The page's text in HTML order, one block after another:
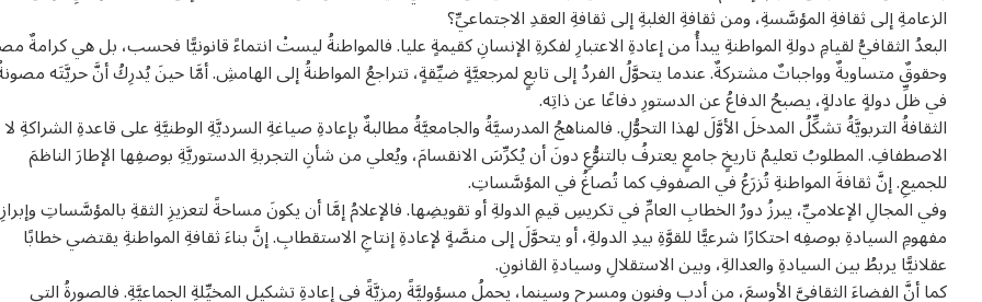
الزعامةِ إلى ثقافةِ المؤسَّسةِ، ومن ثقافةِ الغلبةِ إلى ثقافةِ العقدِ الاجتماعيِّ؟
البعدُ الثقافيُّ لقيامِ دولةِ المواطنةِ يبدأُ من إعادةِ الاعتبارِ لفكرةِ الإنسانِ كقيمةٍ عليا. فالمواطنةُ ليستْ انتماءً قانونيًّا فحسب، بل هي كرامةٌ
وحقوقٌ متساويةٌ وواجباتٌ مشتركةٌ. عندما يتحوَّلُ الفردُ إلى تابعٍ لمرجعيَّةٍ ضيِّقةٍ، تتراجعُ المواطنةُ إلى الهامشِ. أمَّا حينَ يُدرِكُ أنَّ حريَّتَه
في ظلِّ دولةٍ عادلةٍ، يصبحُ الدفاعُ عن الدستورِ دفاعًا عن ذاتِه.
الثقافةُ التربويَّةُ تشكِّلُ المدخلَ الأوَّلَ لهذا التحوُّلِ. فالمناهجُ المدرسيَّةُ والجامعيَّةُ مطالبةٌ بإعادةِ صياغةِ السرديَّةِ الوطنيَّةِ على قاعدةِ الشراكةِ لا
الاصطفافِ. المطلوبُ تعليمُ تاريخٍ جامعٍ يعترفُ بالتنوُّعِ دونَ أن يُكرِّسَ الانقسامَ، ويُعلي من شأنِ التجربةِ الدستوريَّةِ بوصفِها الإطارَ الناظمَ
للجميعِ. إنَّ ثقافةَ المواطنةِ تُزرَعُ في الصفوفِ كما تُصاغُ في المؤسَّساتِ.
وفي المجالِ الإعلاميِّ، يبرزُ دورُ الخطابِ العامِّ في تكريسِ قيمِ الدولةِ أو تقويضِها. فالإعلامُ إمَّا أن يكونَ مساحةً لتعزيزِ الثقةِ بالمؤسَّساتِ وإبرازِ
مفهومِ السيادةِ بوصفِه احتكارًا شرعيًّا للقوَّةِ بيدِ الدولةِ، أو يتحوَّلَ إلى منصَّةٍ لإعادةِ إنتاجِ الاستقطابِ. إنَّ بناءَ ثقافةِ المواطنةِ يقتضي خطابًا
عقلانيًّا يربطُ بين السيادةِ والعدالةِ، وبين الاستقلالِ وسيادةِ القانونِ.
كما أنَّ الفضاءَ الثقافيَّ الأوسعَ، من أدبٍ وفنونٍ ومسرحٍ وسينما، يحملُ مسؤوليَّةً رمزيَّةً في إعادةِ تشكيلِ المخيِّلةِ الجماعيَّةِ. فالصورةُ التي